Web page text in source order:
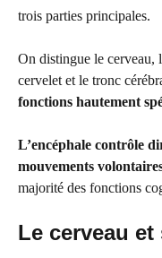
trois parties principales.
On distingue le cerveau,
cervelet et le tronc
fonctions hautement
L’encéphale contrôle
mouvements
majorité des fonctions
Le cerveau